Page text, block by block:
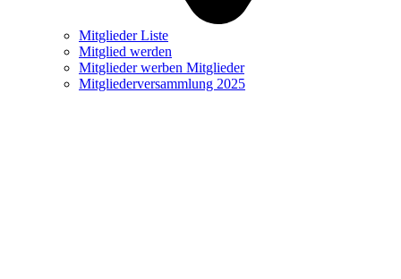
Mitglieder Liste
Mitglied werden
Mitglieder werben Mitglieder
Mitgliederversammlung 2025